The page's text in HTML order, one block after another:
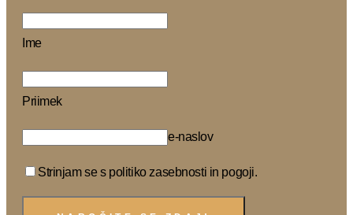
Ime
Priimek
e-naslov
Strinjam se s politiko zasebnosti in pogoji.